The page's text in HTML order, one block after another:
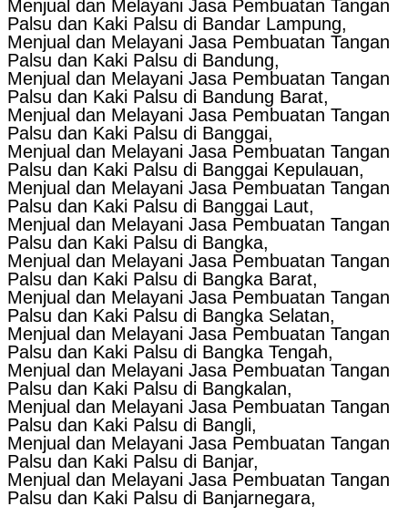
Menjual dan Melayani Jasa Pembuatan Tangan
Palsu dan Kaki Palsu di Bandar Lampung,
Menjual dan Melayani Jasa Pembuatan Tangan
Palsu dan Kaki Palsu di Bandung,
Menjual dan Melayani Jasa Pembuatan Tangan
Palsu dan Kaki Palsu di Bandung Barat,
Menjual dan Melayani Jasa Pembuatan Tangan
Palsu dan Kaki Palsu di Banggai,
Menjual dan Melayani Jasa Pembuatan Tangan
Palsu dan Kaki Palsu di Banggai Kepulauan,
Menjual dan Melayani Jasa Pembuatan Tangan
Palsu dan Kaki Palsu di Banggai Laut,
Menjual dan Melayani Jasa Pembuatan Tangan
Palsu dan Kaki Palsu di Bangka,
Menjual dan Melayani Jasa Pembuatan Tangan
Palsu dan Kaki Palsu di Bangka Barat,
Menjual dan Melayani Jasa Pembuatan Tangan
Palsu dan Kaki Palsu di Bangka Selatan,
Menjual dan Melayani Jasa Pembuatan Tangan
Palsu dan Kaki Palsu di Bangka Tengah,
Menjual dan Melayani Jasa Pembuatan Tangan
Palsu dan Kaki Palsu di Bangkalan,
Menjual dan Melayani Jasa Pembuatan Tangan
Palsu dan Kaki Palsu di Bangli,
Menjual dan Melayani Jasa Pembuatan Tangan
Palsu dan Kaki Palsu di Banjar,
Menjual dan Melayani Jasa Pembuatan Tangan
Palsu dan Kaki Palsu di Banjarnegara,